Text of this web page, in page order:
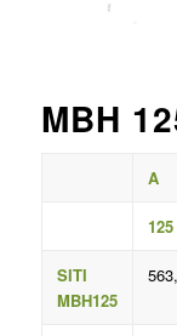
MBH
A
125
SITI
MBH125